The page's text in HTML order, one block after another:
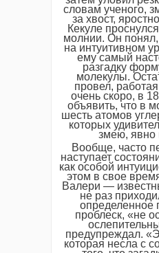
словам ученого,
за хвост,
Кекуле
молнии. Он
на интуитивном
ему самый
разгадку
молекулы.
провел,
очень скоро, в
объявить, что в
шесть атомов
которых
змею, явно
Вообще, часто
наступает
как особой
этом в свое
Валери —
не раз
определенное
проблеск, «не
предупреждал.
которая несла с